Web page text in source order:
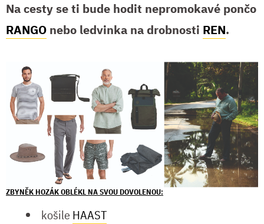
Na cesty se ti bude hodit nepromokavé pončo
RANGO nebo ledvinka na drobnosti REN.
ZBYNĚK HOZÁK OBLÉKL NA SVOU DOVOLENOU:
košile HAAST